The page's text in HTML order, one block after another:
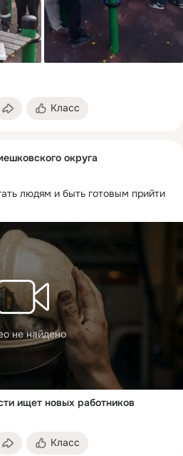
Класс
округа
людям и быть готовым прийти
не найдено
ищет новых работников
Класс